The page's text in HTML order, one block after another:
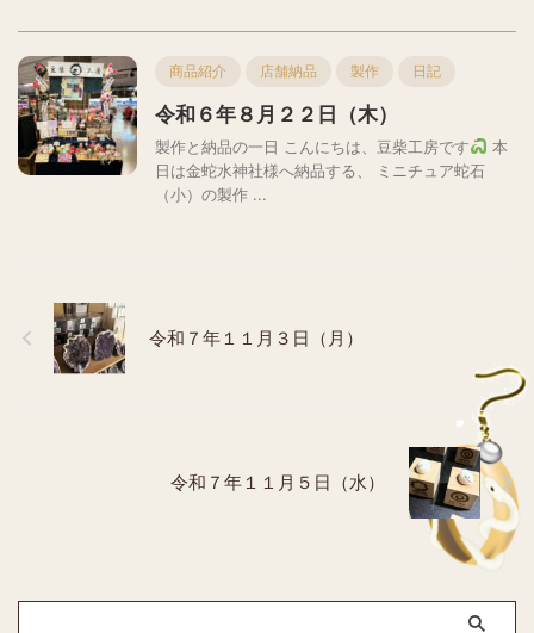
商品紹介 店舗納品 製作 日記
令和６年８月２２日（木）
製作と納品の一日 こんにちは、豆柴工房です
本
日は金蛇水神社様へ納品する、 ミニチュア蛇石
（小）の製作 ...
令和７年１１月３日（月）
令和７年１１月５日（水）